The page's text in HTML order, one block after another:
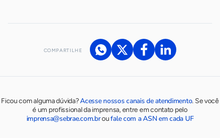
COMPARTILHE
Ficou com alguma dúvida?Acesse nossos canais de atendimento. Se você
é um profissional da imprensa, entre em contato pelo
imprensa@sebrae.com.broufale com a ASN em cada UF